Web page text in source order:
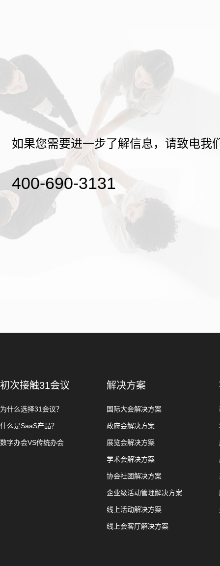
如果您需要进一步了解信息，请致电我
400-690-3131
初次接触31会议
为什么选择31会议？
什么是SaaS产品？
数字办会VS传统办会
解决方案
国际大会解决方案
政府会解决方案
展览会解决方案
学术会解决方案
协会社团解决方案
企业级活动管理解决方案
线上活动解决方案
线上会客厅解决方案